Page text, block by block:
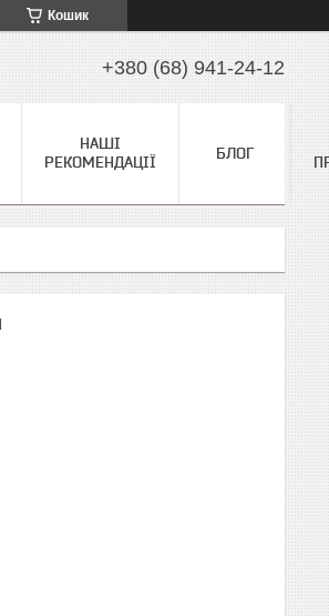
Кошик
+380 (68) 941-24-12
НАШІ
РЕКОМЕНДАЦІЇ
БЛОГ